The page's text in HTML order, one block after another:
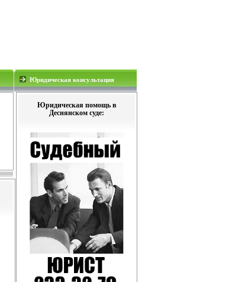
Юридическая консультация
Юридическая помощь в
Деснянском суде: